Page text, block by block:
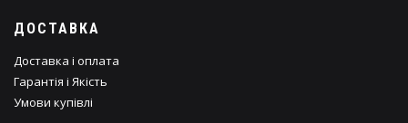
ДОСТАВКА
Доставка і оплата
Гарантія і Якість
Умови купівлі